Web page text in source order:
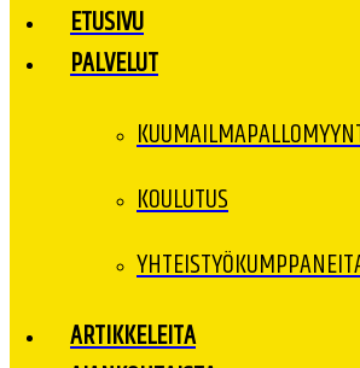
ETUSIVU
PALVELUT
KOULUTUS
ARTIKKELEITA